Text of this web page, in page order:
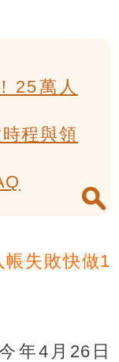
25萬人
程與領
帳失敗快做1
年4月26日